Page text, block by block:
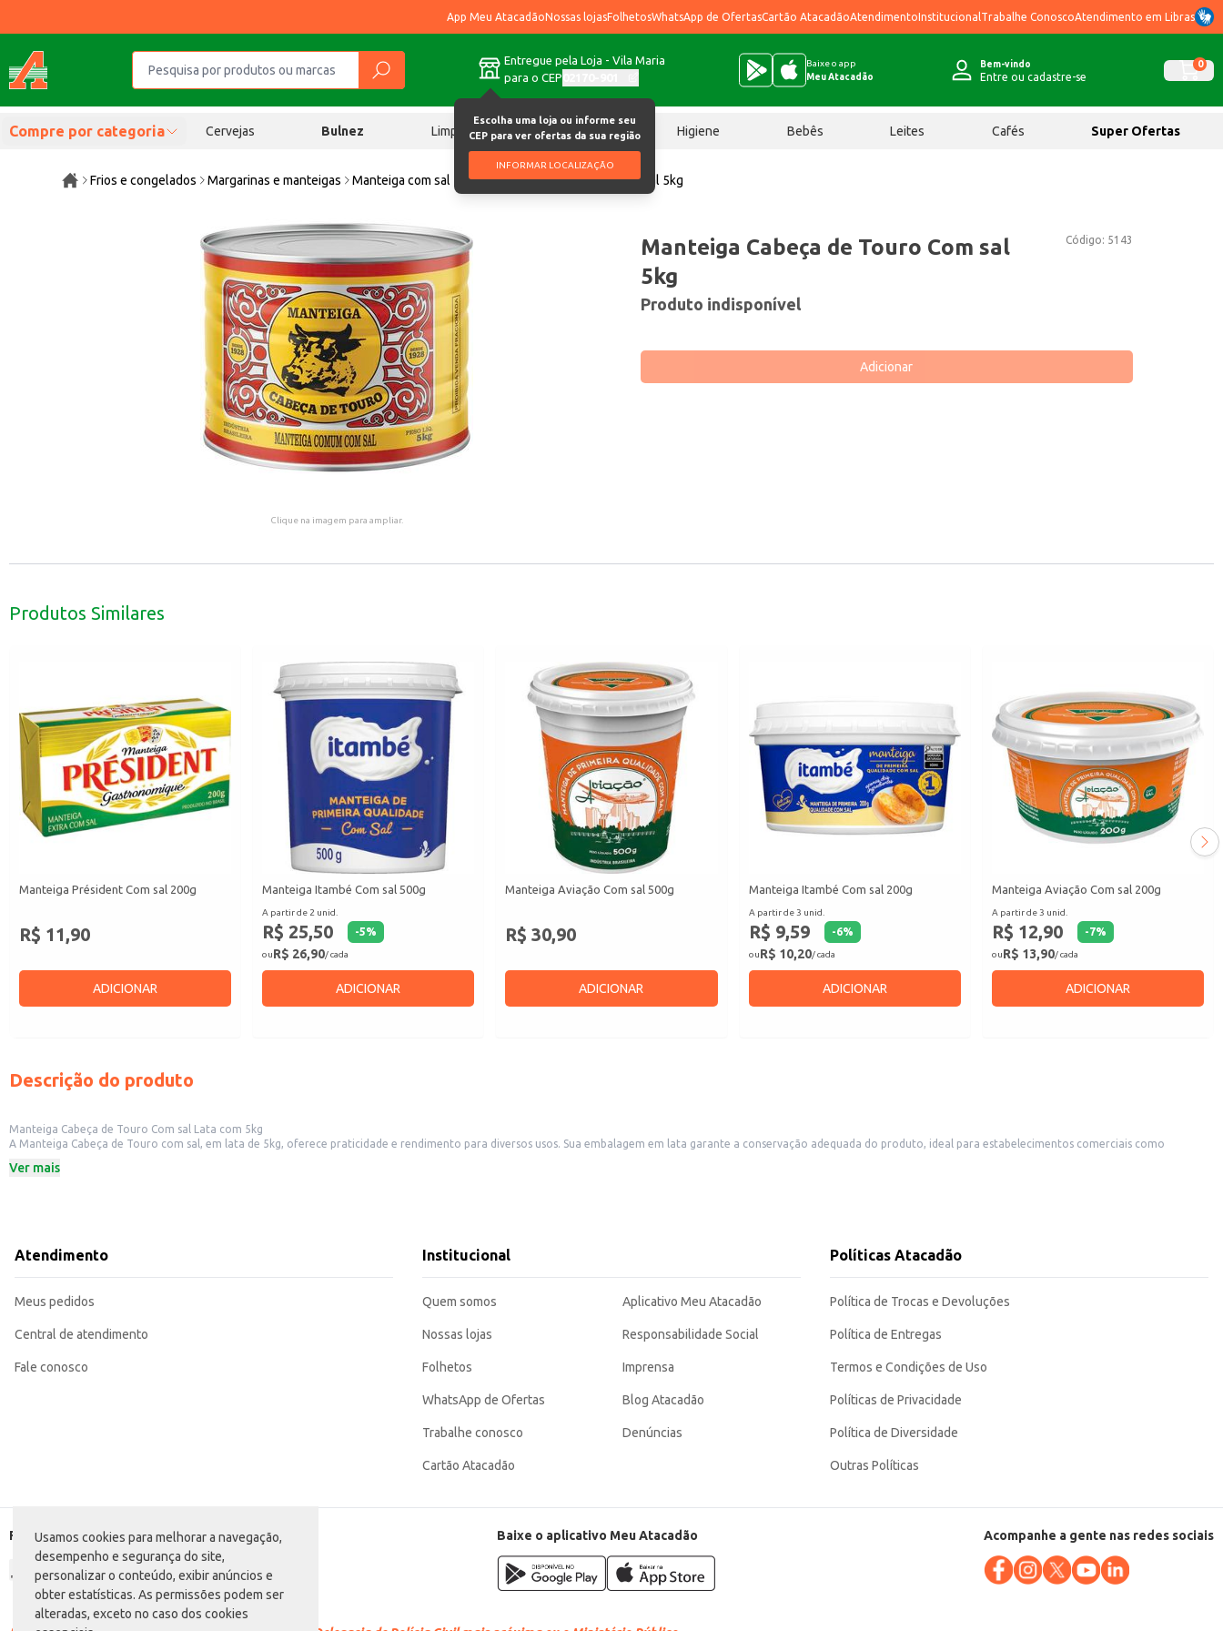
Usamos cookies para melhorar a navegação,
desempenho e segurança do site,
personalizar o conteúdo, exibir anúncios e
obter estatísticas. As permissões podem ser
alteradas, exceto no caso dos cookies
App Meu AtacadãoNossas lojasFolhetosWhatsApp de OfertasCartão AtacadãoAtendimentoInstitucional Trabalhe ConoscoAtendimento em Libras
Entregue pela Loja - Vila Maria
para o CEP
Escolha uma loja ou informe seu
CEP para ver ofertas da sua região
INFORMAR LOCALIZAÇÃO
Baixe o app
Meu Atacadão
Bem-vindo
Entre ou cadastre-se
0
Compre por categoria Cervejas Bulnez Limpeza Chocolates Higiene Bebês Leites Cafés Super Ofertas
Frios e congelados Margarinas e manteigas Manteiga com sal Manteiga Cabeça de Touro Com sal 5kg
Clique na imagem para ampliar.
Código: 5143
Manteiga Cabeça de Touro Com sal
5kg
Produto indisponível
Adicionar
Produtos Similares
Manteiga Président Com sal 200g
R$ 11,90
ADICIONAR
Manteiga Itambé Com sal 500g
A partir de 2 unid.
R$ 25,50 -5%
ouR$ 26,90/ cada
ADICIONAR
Manteiga Aviação Com sal 500g
R$ 30,90
ADICIONAR
Manteiga Itambé Com sal 200g
A partir de 3 unid.
R$ 9,59 -6%
ouR$ 10,20/ cada
ADICIONAR
Manteiga Aviação Com sal 200g
A partir de 3 unid.
R$ 12,90 -7%
ouR$ 13,90/ cada
ADICIONAR
Descrição do produto
Manteiga Cabeça de Touro Com sal Lata com 5kg
A Manteiga Cabeça de Touro com sal, em lata de 5kg, oferece praticidade e rendimento para diversos usos. Sua embalagem em lata garante a conservação adequada do produto, ideal para estabelecimentos comerciais como
Dicas de uso:
A Manteiga Cabeça de Touro com sal em lata de 5kg proporciona um bom custo-benefício para quem busca praticidade e rendimento em larga escala, sem abrir mão da qualidade reconhecida da marca Cabeça de Touro. Sua
embalagem facilita o armazenamento e o manuseio, tornando-a uma escolha eficiente para diversos tipos de negócio.
Marca: Cabeça de Touro
Categoria: Manteiga com sal
EAN: 7898927809034
Ver mais
Atendimento
Meus pedidos
Central de atendimento
Fale conosco
Institucional
Quem somos
Nossas lojas
Folhetos
WhatsApp de Ofertas
Trabalhe conosco
Cartão Atacadão
Aplicativo Meu Atacadão
Responsabilidade Social
Imprensa
Blog Atacadão
Denúncias
Políticas Atacadão
Política de Trocas e Devoluções
Política de Entregas
Termos e Condições de Uso
Políticas de Privacidade
Política de Diversidade
Outras Políticas
Formas de pagamento Baixe o aplicativo Meu Atacadão Acompanhe a gente nas redes sociais